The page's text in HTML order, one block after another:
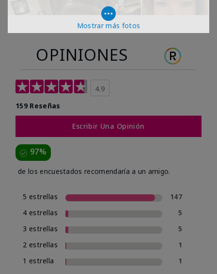
Mostrar más fotos
OPINIONES
4.9
159 Reseñas
Escribir Una Opinión
97%
de los encuestados recomendaría a un amigo.
5 estrellas
147
4 estrellas
5
3 estrellas
5
2 estrellas
1
1 estrella
1